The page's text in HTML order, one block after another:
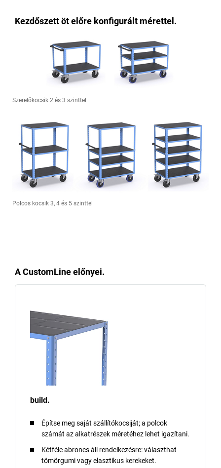
Kezdőszett öt előre konfigurált mérettel.
Szerelőkocsik 2 és 3 szinttel
Polcos kocsik 3, 4 és 5 szinttel
A CustomLine előnyei.
build.
Építse meg saját szállítókocsiját; a polcok
számát az alkatrészek méretéhez lehet igazítani.
Kétféle abroncs áll rendelkezésre: választhat
tömörgumi vagy elasztikus kerekeket.